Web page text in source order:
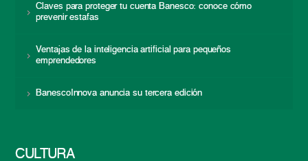
Claves para proteger tu cuenta Banesco: conoce cómo
prevenir estafas
Ventajas de la inteligencia artificial para pequeños
emprendedores
BanescoInnova anuncia su tercera edición
CULTURA